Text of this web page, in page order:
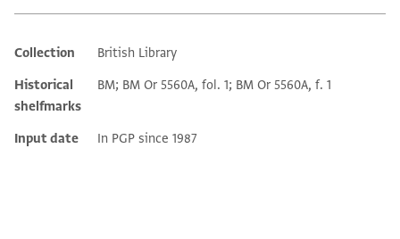
Additional metadata
Collection
British Library
Historical
shelfmarks
BM; BM Or 5560A, fol. 1; BM Or 5560A, f. 1
Input date In PGP since 1987